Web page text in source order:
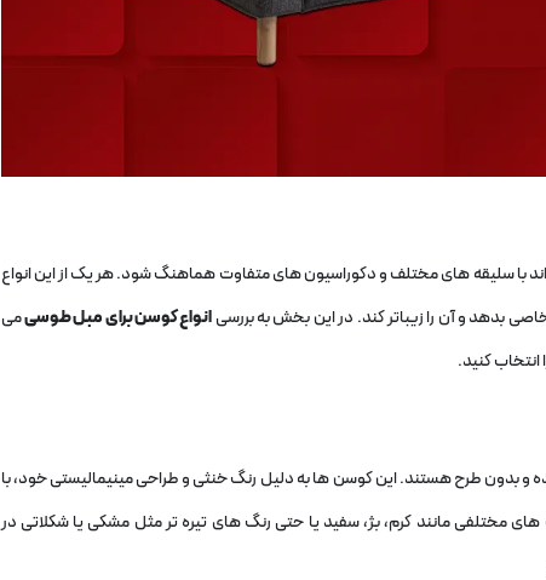
با سلیقه ‌های مختلف و دکوراسیون ‌های متفاوت هماهنگ شود. هر یک از این انواع
بدهد و آن را زیباتر کند. در این بخش به بررسیانواع کوسن برای مبل طوسیمی
انتخاب کنید.
بدون طرح هستند. این کوسن ‌ها به دلیل رنگ خنثی و طراحی مینیمالیستی خود، با
مختلفی مانند کرم، بژ، سفید یا حتی رنگ ‌های تیره ‌تر مثل مشکی یا شکلاتی در